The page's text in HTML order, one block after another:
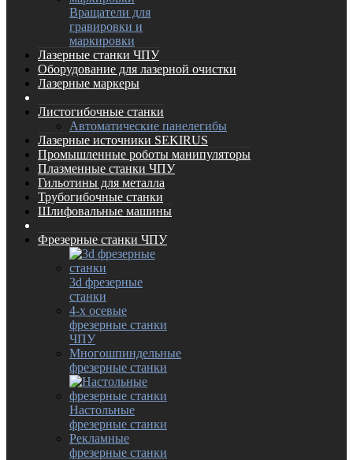
Вращатели для
гравировки и
маркировки
Лазерные станки ЧПУ
Оборудование для лазерной очистки
Лазерные маркеры
Листогибочные станки
Автоматические панелегибы
Лазерные источники SEKIRUS
Промышленные роботы манипуляторы
Плазменные станки ЧПУ
Гильотины для металла
Трубогибочные станки
Шлифовальные машины
Фрезерные станки ЧПУ
3d фрезерные
станки
4-х осевые
фрезерные станки
ЧПУ
Многошпиндельные
фрезерные станки
Настольные
фрезерные станки
Рекламные
фрезерные станки